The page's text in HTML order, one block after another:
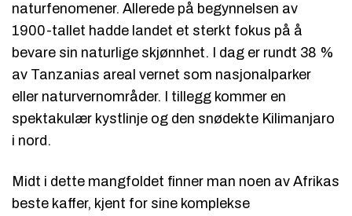
naturfenomener. Allerede på begynnelsen av
1900-tallet hadde landet et sterkt fokus på å
bevare sin naturlige skjønnhet. I dag er rundt 38 %
av Tanzanias areal vernet som nasjonalparker
eller naturvernområder. I tillegg kommer en
spektakulær kystlinje og den snødekte Kilimanjaro
i nord.
Midt i dette mangfoldet finner man noen av Afrikas
beste kaffer, kjent for sine komplekse